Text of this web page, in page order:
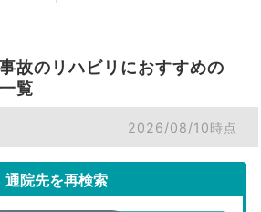
故のリハビリにおすすめの
覧
2026/08/10時点
通院先を再検索